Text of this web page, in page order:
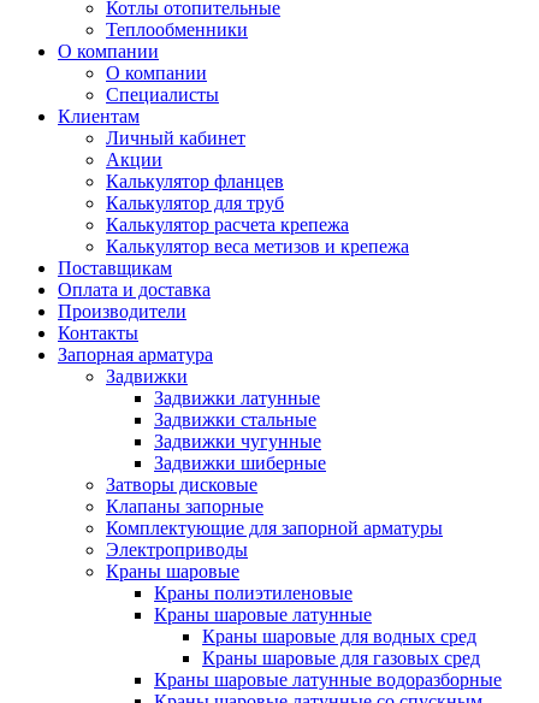
Котлы отопительные
Теплообменники
О компании
О компании
Специалисты
Клиентам
Личный кабинет
Акции
Калькулятор фланцев
Калькулятор для труб
Калькулятор расчета крепежа
Калькулятор веса метизов и крепежа
Поставщикам
Оплата и доставка
Производители
Контакты
Запорная арматура
Задвижки
Задвижки латунные
Задвижки стальные
Задвижки чугунные
Задвижки шиберные
Затворы дисковые
Клапаны запорные
Комплектующие для запорной арматуры
Электроприводы
Краны шаровые
Краны полиэтиленовые
Краны шаровые латунные
Краны шаровые для водных сред
Краны шаровые для газовых сред
Краны шаровые латунные водоразборные